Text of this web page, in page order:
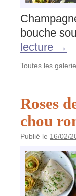
bouche
lecture →
Toutes les
Roses
chou
Publié le 16/02/